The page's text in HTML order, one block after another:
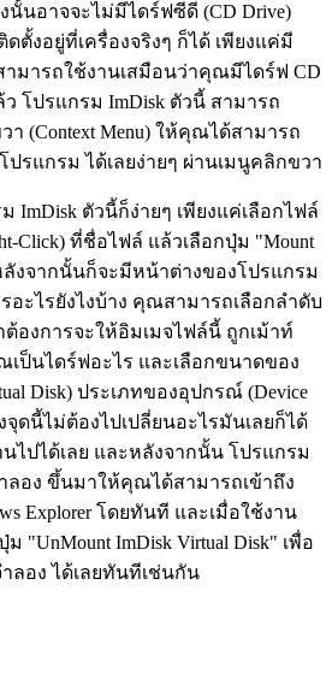
นั้นอาจจะไม่มีไดร์ฟซีดี (CD Drive)
ตั้งอยู่ที่เครื่องจริงๆ ก็ได้ เพียงแค่มี
ามารถใช้งานเสมือนว่าคุณมีไดร์ฟ CD
โปรแกรม ImDisk ตัวนี้ สามารถ
(Context Menu) ให้คุณได้สามารถ
ปรแกรม ได้เลยง่ายๆ ผ่านเมนูคลิกขวา
ImDisk ตัวนี้ก็ง่ายๆ เพียงแค่เลือกไฟล์
Click) ที่ชื่อไฟล์ แล้วเลือกปุ่ม "Mount
ลังจากนั้นก็จะมีหน้าต่างของโปรแกรม
อะไรยังไงบ้าง คุณสามารถเลือกลำดับ
ต้องการจะให้อิมเมจไฟล์นี้ ถูกเม้าท์
เป็นไดร์ฟอะไร และเลือกขนาดของ
Disk) ประเภทของอุปกรณ์ (Device
จุดนี้ไม่ต้องไปเปลี่ยนอะไรมันเลยก็ได้
ไปได้เลย และหลังจากนั้น โปรแกรม
ลอง ขึ้นมาให้คุณได้สามารถเข้าถึง
Explorer โดยทันที และเมื่อใช้งาน
"UnMount ImDisk Virtual Disk" เพื่อ
ลอง ได้เลยทันทีเช่นกัน